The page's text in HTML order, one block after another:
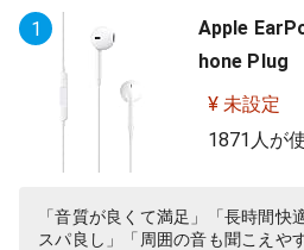
1
Apple
hone Plug
¥ 未設定
1871人が
「音質が良くて満足」「長時間快
スパ良し」「周囲の音も聞こえや